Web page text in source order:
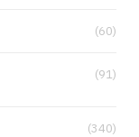
(60)
(91)
(340)